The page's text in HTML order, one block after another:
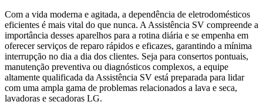
Com a vida moderna e agitada, a dependência de eletrodomésticos
eficientes é mais vital do que nunca. A Assistência SV compreende a
importância desses aparelhos para a rotina diária e se empenha em
oferecer serviços de reparo rápidos e eficazes, garantindo a mínima
interrupção no dia a dia dos clientes. Seja para consertos pontuais,
manutenção preventiva ou diagnósticos complexos, a equipe
altamente qualificada da Assistência SV está preparada para lidar
com uma ampla gama de problemas relacionados a lava e seca,
lavadoras e secadoras LG.